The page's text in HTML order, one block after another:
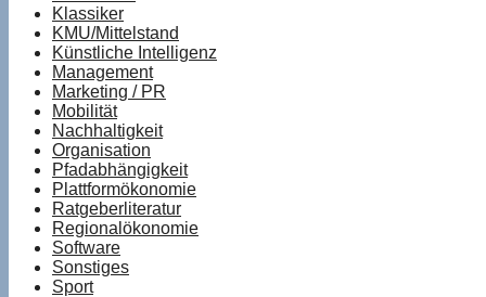
Klassiker
KMU/Mittelstand
Künstliche Intelligenz
Management
Marketing / PR
Mobilität
Nachhaltigkeit
Organisation
Pfadabhängigkeit
Plattformökonomie
Ratgeberliteratur
Regionalökonomie
Software
Sonstiges
Sport